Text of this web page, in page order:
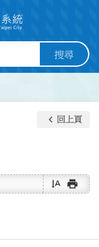
搜尋
keyboard_arrow_left 回上頁
text_rotate_vertical print